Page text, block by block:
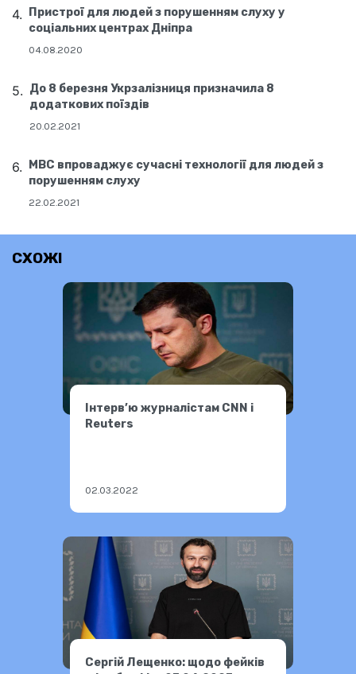
Пристрої для людей з порушенням слуху у
соціальних центрах Дніпра
04.08.2020
До 8 березня Укрзалізниця призначила 8
додаткових поїздів
20.02.2021
МВС впроваджує сучасні технології для людей з
порушенням слуху
22.02.2021
СХОЖІ
Інтерв’ю журналістам CNN і
Reuters
02.03.2022
Сергій Лещенко: щодо фейків